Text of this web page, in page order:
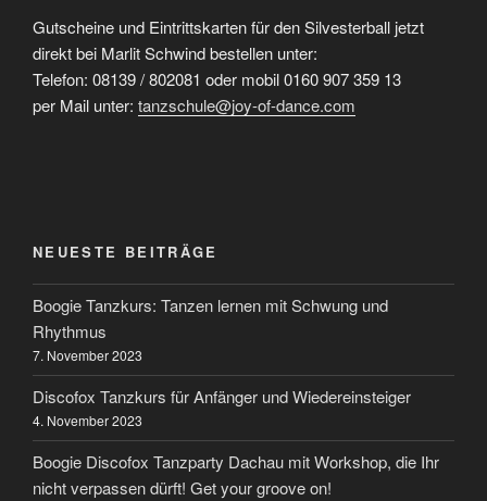
Gutscheine und Eintrittskarten für den Silvesterball jetzt
direkt bei Marlit Schwind bestellen unter:
Telefon: 08139 / 802081 oder mobil 0160 907 359 13
per Mail unter: tanzschule@joy-of-dance.com
NEUESTE BEITRÄGE
Boogie Tanzkurs: Tanzen lernen mit Schwung und
Rhythmus
7. November 2023
Discofox Tanzkurs für Anfänger und Wiedereinsteiger
4. November 2023
Boogie Discofox Tanzparty Dachau mit Workshop, die Ihr
nicht verpassen dürft! Get your groove on!